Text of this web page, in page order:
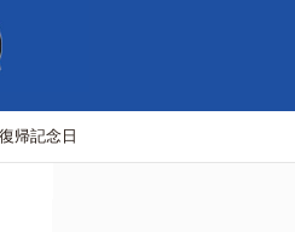
帰記念日